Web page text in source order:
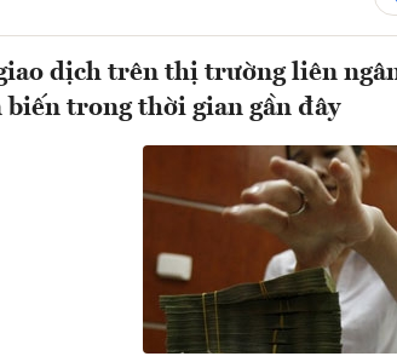
dịch trên thị trường liên
biến trong thời gian gần đây